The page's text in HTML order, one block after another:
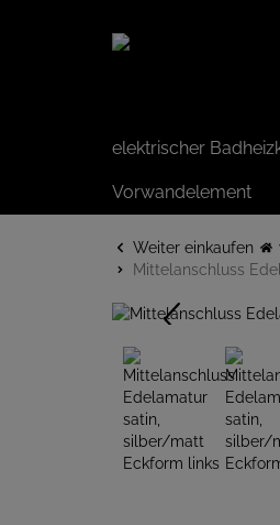
elektrischer
Vorwandelement
Weiter einkaufen
Mittelanschluss